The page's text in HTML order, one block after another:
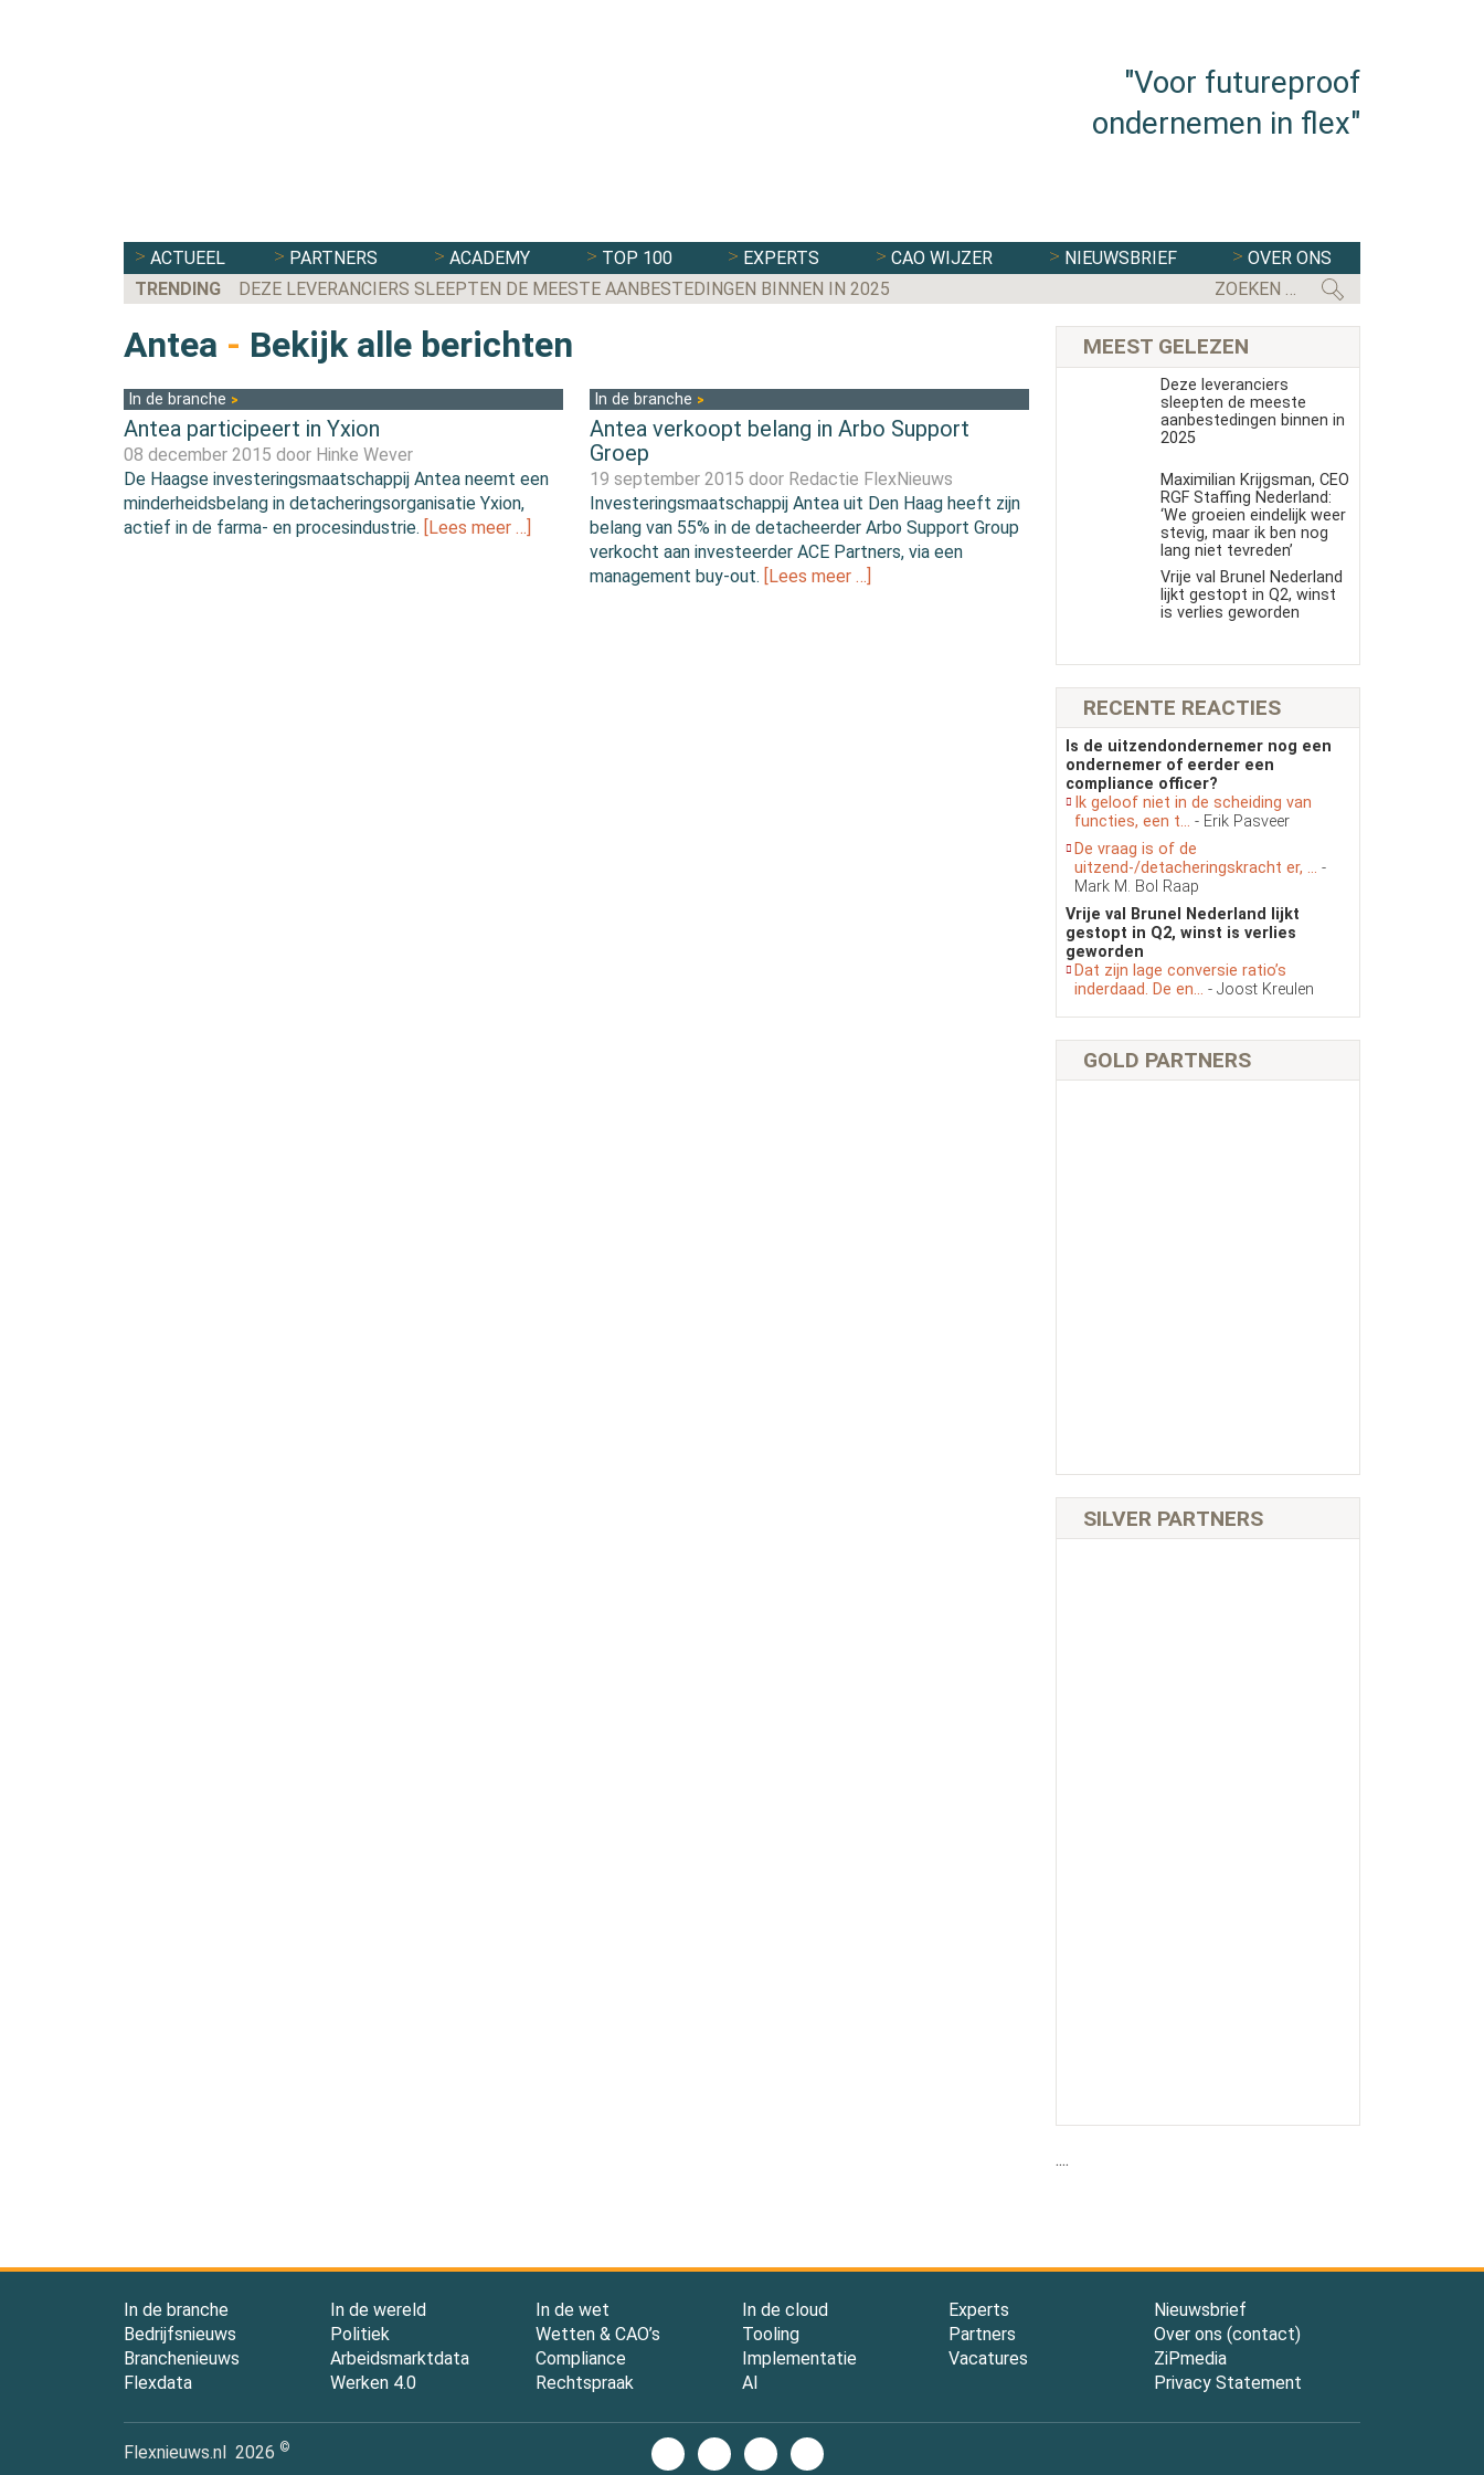
"Voor futureproof
ondernemen in flex"
ACTUEEL PARTNERS ACADEMY TOP 100 EXPERTS CAO WIJZER NIEUWSBRIEF
OVER ONS
TRENDING
DEZE LEVERANCIERS SLEEPTEN DE MEESTE AANBESTEDINGEN BINNEN IN 2025 FLEXBRANCHE WACHT
Antea - Bekijk alle berichten
In de branche
Antea participeert in Yxion
08 december 2015 door Hinke Wever
De Haagse investeringsmaatschappij Antea neemt een
minderheidsbelang in detacheringsorganisatie Yxion,
actief in de farma- en procesindustrie. [Lees meer …]
In de branche
Antea verkoopt belang in Arbo Support
Groep
19 september 2015 door Redactie FlexNieuws
Investeringsmaatschappij Antea uit Den Haag heeft zijn
belang van 55% in de detacheerder Arbo Support Group
verkocht aan investeerder ACE Partners, via een
management buy-out. [Lees meer …]
MEEST GELEZEN
Deze leveranciers
sleepten de meeste
aanbestedingen binnen in
2025
Maximilian Krijgsman, CEO
RGF Staffing Nederland:
‘We groeien eindelijk weer
stevig, maar ik ben nog
lang niet tevreden’
Vrije val Brunel Nederland
lijkt gestopt in Q2, winst
is verlies geworden
RECENTE REACTIES
Is de uitzendondernemer nog een
ondernemer of eerder een
compliance officer?
Ik geloof niet in de scheiding van
functies, een t... - Erik Pasveer
De vraag is of de
uitzend-/detacheringskracht er, ... -
Mark M. Bol Raap
Vrije val Brunel Nederland lijkt
gestopt in Q2, winst is verlies
geworden
Dat zijn lage conversie ratio’s
inderdaad. De en... - Joost Kreulen
GOLD PARTNERS
SILVER PARTNERS
....
In de branche
Bedrijfsnieuws
Branchenieuws
Flexdata
In de wereld
Politiek
Arbeidsmarktdata
Werken 4.0
In de wet
Wetten & CAO’s
Compliance
Rechtspraak
In de cloud
Tooling
Implementatie
AI
Experts
Partners
Vacatures
Nieuwsbrief
Over ons (contact)
ZiPmedia
Privacy Statement
Flexnieuws.nl 2026 ©